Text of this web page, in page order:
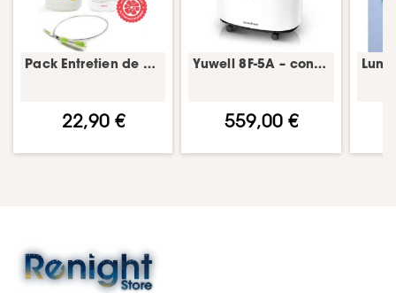
Pack Entretien de votre équipement PPC – Agrumes – kit nettoyage PPC/CPAP
22,90 €
Yuwell 8F-5A – concentrateur d’oxygène 5 L
559,00 €